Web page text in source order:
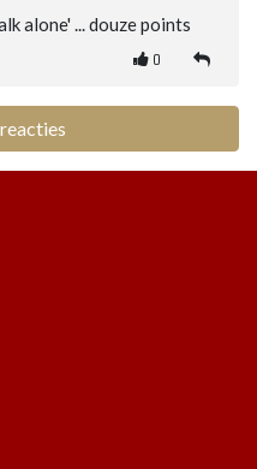
alone' ... douze points
0